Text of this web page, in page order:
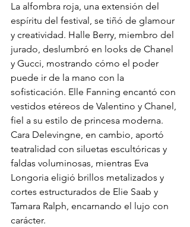
La alfombra roja, una extensión del
espíritu del festival, se tiñó de glamour
y creatividad. Halle Berry, miembro del
jurado, deslumbró en looks de Chanel
y Gucci, mostrando cómo el poder
puede ir de la mano con la
sofisticación. Elle Fanning encantó con
vestidos etéreos de Valentino y Chanel,
fiel a su estilo de princesa moderna.
Cara Delevingne, en cambio, aportó
teatralidad con siluetas escultóricas y
faldas voluminosas, mientras Eva
Longoria eligió brillos metalizados y
cortes estructurados de Elie Saab y
Tamara Ralph, encarnando el lujo con
carácter.